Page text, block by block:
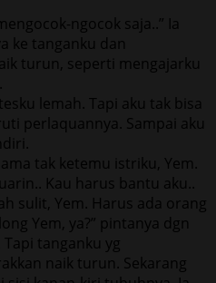
ngocok saja..” Ia
ke tanganku dan
turun, seperti mengajarku
lemah. Tapi aku tak bisa
perlaquannya. Sampai aku
tak ketemu istriku, Yem.
Kau harus bantu aku..
sulit, Yem. Harus ada orang
Yem, ya?” pintanya dgn
tanganku yg
naik turun. Sekarang